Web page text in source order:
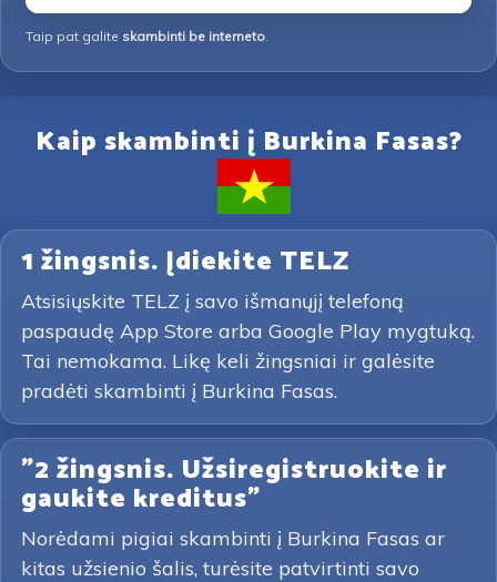
Taip pat galite skambinti be interneto.
Kaip skambinti į Burkina Fasas?
1 žingsnis. Įdiekite TELZ
Atsisiųskite TELZ į savo išmanųjį telefoną
paspaudę App Store arba Google Play mygtuką.
Tai nemokama. Likę keli žingsniai ir galėsite
pradėti skambinti į Burkina Fasas.
"2 žingsnis. Užsiregistruokite ir
gaukite kreditus"
Norėdami pigiai skambinti į Burkina Fasas ar
kitas užsienio šalis, turėsite patvirtinti savo